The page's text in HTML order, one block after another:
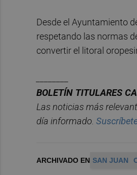
Desde el Ayuntamiento
respetando las normas
convertir el litoral
BOLETÍN TITULARES
Las noticias más
día informado. Suscrí
ARCHIVADO EN SAN JUAN